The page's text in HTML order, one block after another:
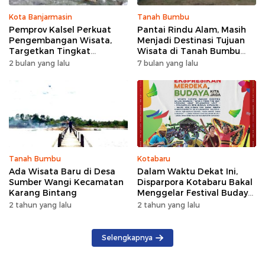
Kota Banjarmasin
Pemprov Kalsel Perkuat
Pengembangan Wisata,
Targetkan Tingkat
Kunjungan Naik 5 Persen di
2 bulan yang lalu
Tanah Bumbu
Pantai Rindu Alam, Masih
Menjadi Destinasi Tujuan
Wisata di Tanah Bumbu
dengan Rindangnya Pohon
7 bulan yang lalu
Tanah Bumbu
Ada Wisata Baru di Desa
Sumber Wangi Kecamatan
Karang Bintang
2 tahun yang lalu
Kotabaru
Dalam Waktu Dekat Ini,
Disparpora Kotabaru Bakal
Menggelar Festival Budaya
Saijaan 2024
2 tahun yang lalu
Selengkapnya